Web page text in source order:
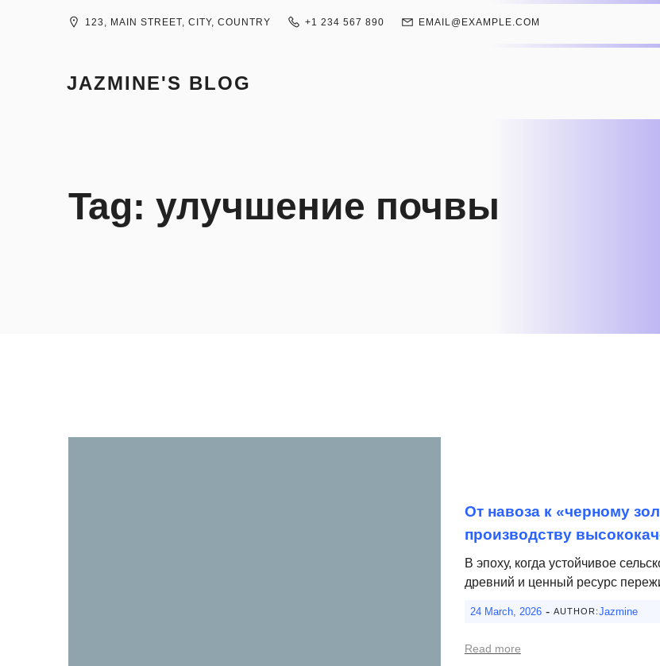
123, MAIN STREET, CITY, COUNTRY +1 234 567 890 EMAIL@EXAMPLE.COM
JAZMINE'S BLOG
Tag: улучшение почвы
От навоза к «черному
производству
В эпоху, когда устойчивое
древний и ценный ресурс
24 March, 2026 - AUTHOR:Jazmine
Read more